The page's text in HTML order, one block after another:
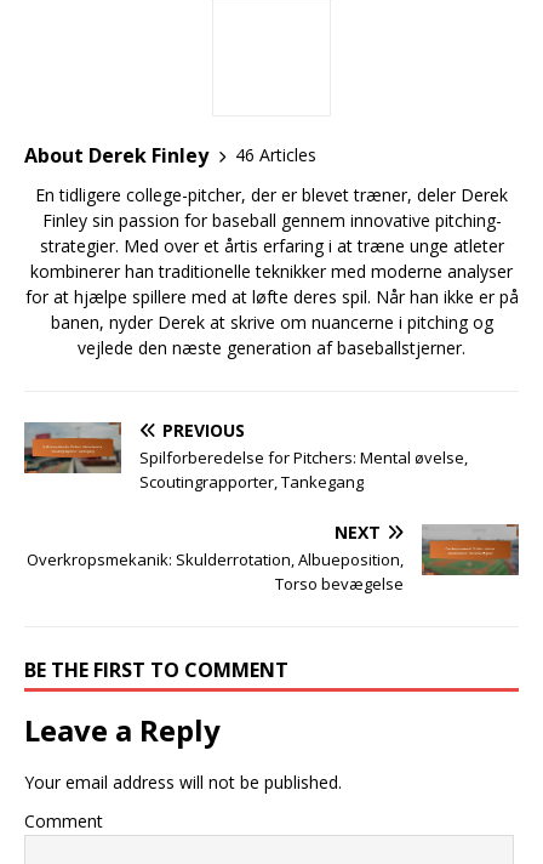
About Derek Finley
46 Articles
En tidligere college-pitcher, der er blevet træner, deler Derek
Finley sin passion for baseball gennem innovative pitching-
strategier. Med over et årtis erfaring i at træne unge atleter
kombinerer han traditionelle teknikker med moderne analyser
for at hjælpe spillere med at løfte deres spil. Når han ikke er på
banen, nyder Derek at skrive om nuancerne i pitching og
vejlede den næste generation af baseballstjerner.
PREVIOUS
Spilforberedelse for Pitchers: Mental øvelse,
Scoutingrapporter, Tankegang
NEXT
Overkropsmekanik: Skulderrotation, Albueposition,
Torso bevægelse
BE THE FIRST TO COMMENT
Leave a Reply
Your email address will not be published.
Comment